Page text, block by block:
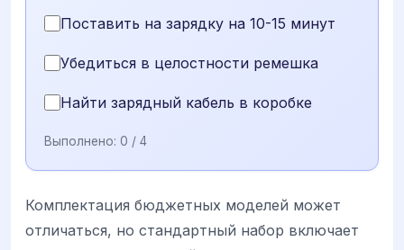
Поставить на зарядку на 10-15 минут
Убедиться в целостности ремешка
Найти зарядный кабель в коробке
Выполнено: 0 / 4
Комплектация бюджетных моделей может
отличаться, но стандартный набор включает